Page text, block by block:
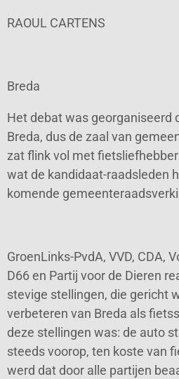
RAOUL CARTENS
Breda
Het debat was georganiseerd
Breda, dus de zaal van
zat flink vol met
wat de kandidaat-raadsleden
komende
GroenLinks-PvdA, VVD, CDA,
D66 en Partij voor de Dieren
stevige stellingen, die gericht
verbeteren van Breda als
deze stellingen was: de auto
steeds voorop, ten koste van
werd dat door alle partijen